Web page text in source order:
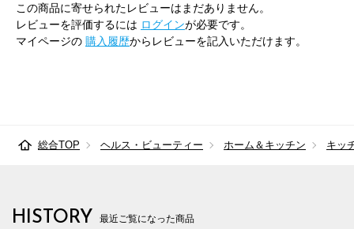
この商品に寄せられたレビューはまだありません。
レビューを評価するには ログインが必要です。
マイページの 購入履歴からレビューを記入いただけます。
総合TOP ヘルス・ビューティー ホーム＆キッチン キッ
HISTORY 最近ご覧になった商品